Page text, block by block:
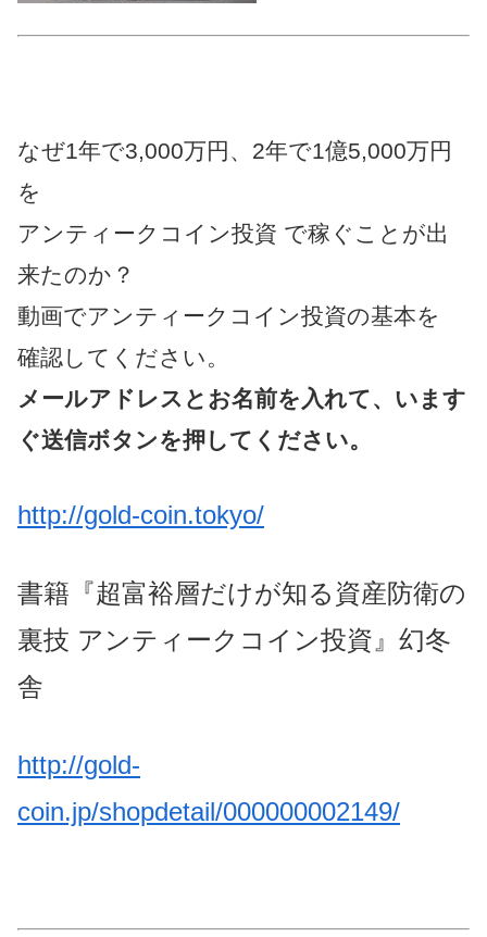
なぜ1年で3,000万円、2年で1億5,000万円
を
アンティークコイン投資 で稼ぐことが出
来たのか？
動画でアンティークコイン投資の基本を
確認してください。
メールアドレスとお名前を入れて、います
ぐ送信ボタンを押してください。
http://gold-coin.tokyo/
書籍『超富裕層だけが知る資産防衛の
裏技 アンティークコイン投資』幻冬
舎
http://gold-
coin.jp/shopdetail/000000002149/